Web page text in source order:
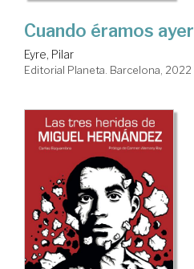
Cuando éramos ayer
Eyre, Pilar
Editorial Planeta. Barcelona, 2022